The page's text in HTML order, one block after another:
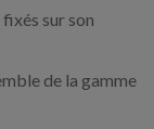
sur son
de la gamme